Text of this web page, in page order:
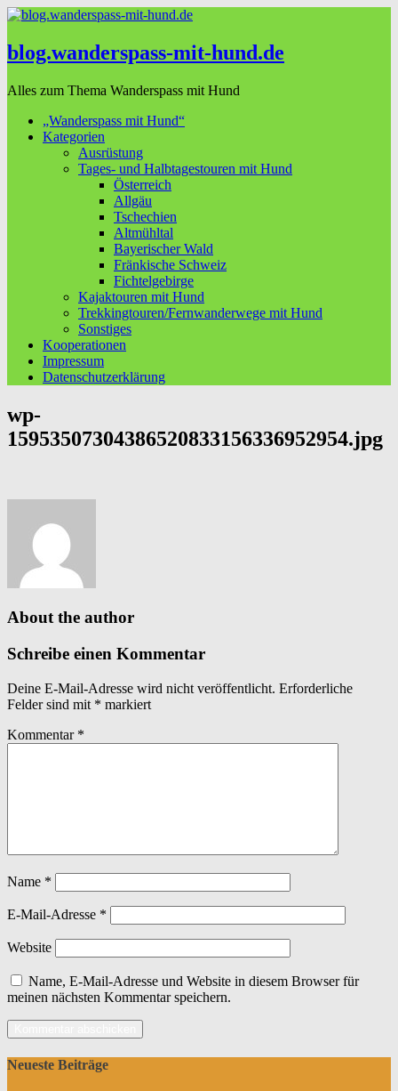
blog.wanderspass-mit-hund.de
Alles zum Thema Wanderspass mit Hund
„Wanderspass mit Hund“
Kategorien
Ausrüstung
Tages- und Halbtagestouren mit Hund
Österreich
Allgäu
Tschechien
Altmühltal
Bayerischer Wald
Fränkische Schweiz
Fichtelgebirge
Kajaktouren mit Hund
Trekkingtouren/Fernwanderwege mit Hund
Sonstiges
Kooperationen
Impressum
Datenschutzerklärung
wp-
15953507304386520833156336952954.jpg
About the author
Schreibe einen Kommentar
Deine E-Mail-Adresse wird nicht veröffentlicht. Erforderliche
Felder sind mit * markiert
Kommentar *
Name *
E-Mail-Adresse *
Website
Name, E-Mail-Adresse und Website in diesem Browser für
meinen nächsten Kommentar speichern.
Neueste Beiträge